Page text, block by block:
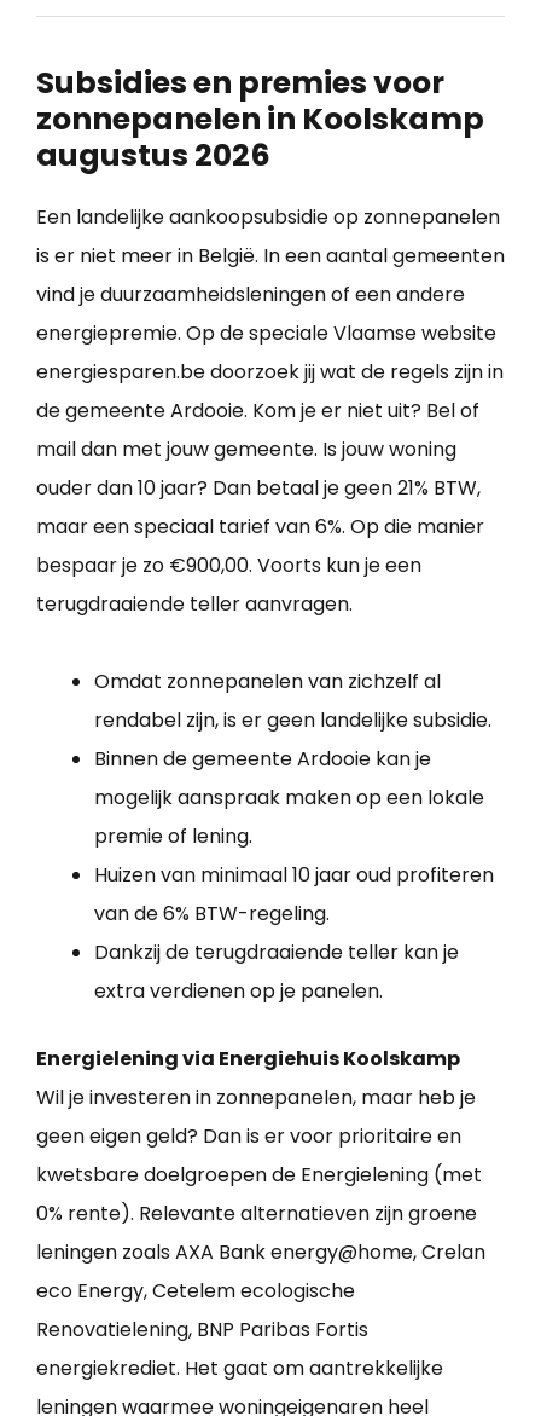
Subsidies en premies voor
zonnepanelen in Koolskamp
augustus 2026
Een landelijke aankoopsubsidie op zonnepanelen
is er niet meer in België. In een aantal gemeenten
vind je duurzaamheidsleningen of een andere
energiepremie. Op de speciale Vlaamse website
energiesparen.be doorzoek jij wat de regels zijn in
de gemeente Ardooie. Kom je er niet uit? Bel of
mail dan met jouw gemeente. Is jouw woning
ouder dan 10 jaar? Dan betaal je geen 21% BTW,
maar een speciaal tarief van 6%. Op die manier
bespaar je zo €900,00. Voorts kun je een
terugdraaiende teller aanvragen.
Omdat zonnepanelen van zichzelf al
rendabel zijn, is er geen landelijke subsidie.
Binnen de gemeente Ardooie kan je
mogelijk aanspraak maken op een lokale
premie of lening.
Huizen van minimaal 10 jaar oud profiteren
van de 6% BTW-regeling.
Dankzij de terugdraaiende teller kan je
extra verdienen op je panelen.
Energielening via Energiehuis Koolskamp
Wil je investeren in zonnepanelen, maar heb je
geen eigen geld? Dan is er voor prioritaire en
kwetsbare doelgroepen de Energielening (met
0% rente). Relevante alternatieven zijn groene
leningen zoals AXA Bank energy@home, Crelan
eco Energy, Cetelem ecologische
Renovatielening, BNP Paribas Fortis
energiekrediet. Het gaat om aantrekkelijke
leningen waarmee woningeigenaren heel